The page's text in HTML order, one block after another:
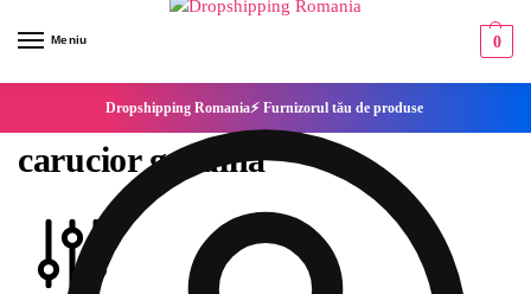
Meniu 0
Dropshipping Romania⚡ Furnizorul tău de produse
carucior gradina